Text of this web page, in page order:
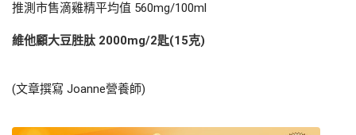
推測市售滴雞精平均值 560mg/100ml
維他顧大豆胜肽 2000mg/2匙(15克)
(文章撰寫 Joanne營養師)